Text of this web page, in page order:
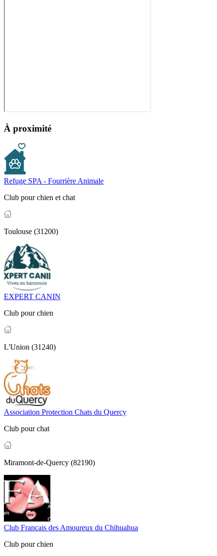
À proximité
Refuge SPA - Fourrière Animale
Club pour chien et chat
Toulouse (31200)
EXPERT CANIN
Club pour chien
L'Union (31240)
Association Protection Chats du Quercy
Club pour chat
Miramont-de-Quercy (82190)
Club Français des Amoureux du Chihuahua
Club pour chien